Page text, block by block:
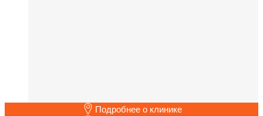
Подробнее о клинике